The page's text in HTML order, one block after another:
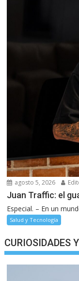
agosto 5, 2026
Juan Traffic: el
Especial. – En un
Salud y Tecnología
CURIOSIDADES